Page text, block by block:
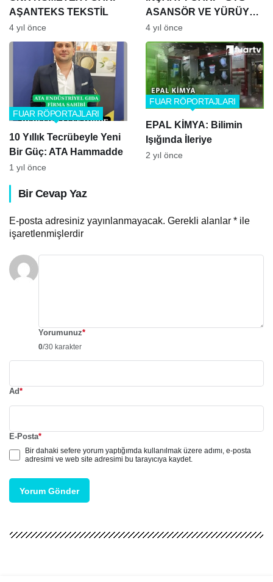
AŞANTEKS TEKSTİL
4 yıl önce
ASANSÖR VE YÜRÜYEN
MERDİVEN
4 yıl önce
10 Yıllık Tecrübeyle Yeni
Bir Güç: ATA Hammadde
FUAR RÖPORTAJLARI
1 yıl önce
EPAL KİMYA: Bilimin
Işığında İleriye
FUAR RÖPORTAJLARI
2 yıl önce
Bir Cevap Yaz
E-posta adresiniz yayınlanmayacak. Gerekli alanlar * ile
işaretlenmişlerdir
Yorumunuz*
0/30 karakter
Ad*
E-Posta*
Bir dahaki sefere yorum yaptığımda kullanılmak üzere adımı, e-posta
adresimi ve web site adresimi bu tarayıcıya kaydet.
Yorum Gönder